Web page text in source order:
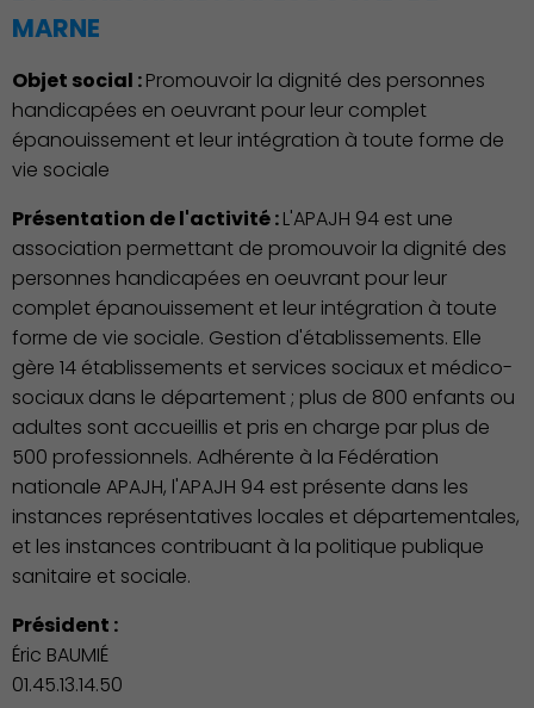
MARNE
Objet social :Promouvoir la dignité des personnes
handicapées en oeuvrant pour leur complet
épanouissement et leur intégration à toute forme de
vie sociale
Présentation de l'activité :L'APAJH 94 est une
association permettant de promouvoir la dignité des
personnes handicapées en oeuvrant pour leur
complet épanouissement et leur intégration à toute
forme de vie sociale. Gestion d'établissements. Elle
gère 14 établissements et services sociaux et médico-
sociaux dans le département ; plus de 800 enfants ou
adultes sont accueillis et pris en charge par plus de
500 professionnels. Adhérente à la Fédération
nationale APAJH, l'APAJH 94 est présente dans les
instances représentatives locales et départementales,
et les instances contribuant à la politique publique
sanitaire et sociale.
Président :
Éric BAUMIÉ
01.45.13.14.50